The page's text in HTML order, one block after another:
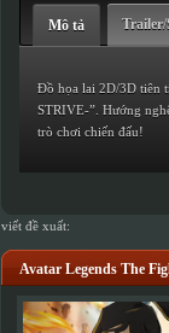
Mô tả Trailer/
Đồ họa lai 2D/3D tiên
STRIVE-”. Hướng
trò chơi chiến đấu!
viết đề xuất:
Avatar Legends The